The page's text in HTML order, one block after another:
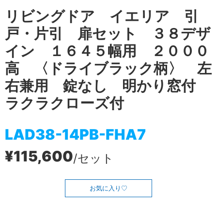
リビングドア イエリア 引
戸・片引 扉セット ３８デザ
イン １６４５幅用 ２０００
高 〈ドライブラック柄〉 左
右兼用 錠なし 明かり窓付
ラクラクローズ付
LAD38-14PB-FHA7
¥115,600/セット
お気に入り